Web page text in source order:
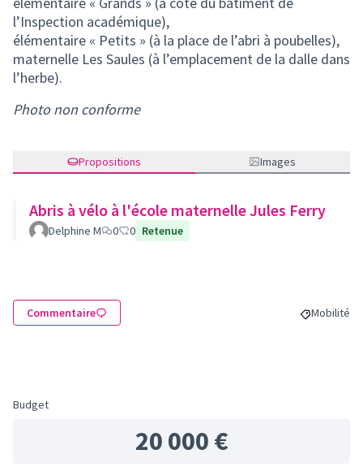
l’Inspection académique),
élémentaire « Petits » (à la place de l’abri à poubelles),
maternelle Les Saules (à l’emplacement de la dalle dans
l’herbe).
Photo non conforme
Propositions Images
Abris à vélo à l'école maternelle Jules Ferry
Delphine M 0 0 Retenue
Commentaire Filtrer les
Mobilité
Budget
20 000 €